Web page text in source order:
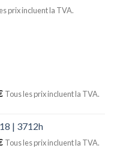
prix incluent la TVA.
Tous les prix incluent la TVA.
| 3712h
Tous les prix incluent la TVA.